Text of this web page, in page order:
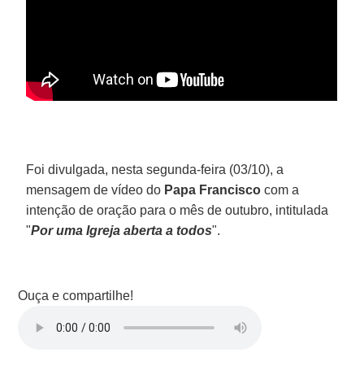
Foi divulgada, nesta segunda-feira (03/10), a
mensagem de vídeo do Papa Francisco com a
intenção de oração para o mês de outubro, intitulada
"Por uma Igreja aberta a todos".
Ouça e compartilhe!